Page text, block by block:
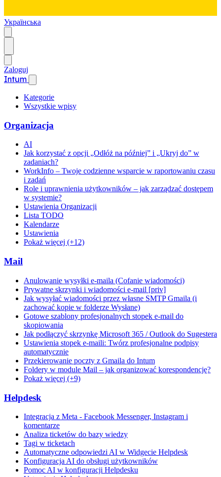
Українська
Zaloguj
Intum
Kategorie
Wszystkie wpisy
Organizacja
AI
Jak korzystać z opcji „Odłóż na później” i „Ukryj do” w
zadaniach?
WorkInfo – Twoje codzienne wsparcie w raportowaniu czasu
i zadań
Role i uprawnienia użytkowników – jak zarządzać dostępem
w systemie?
Ustawienia Organizacji
Lista TODO
Kalendarze
Ustawienia
Pokaż więcej (+12)
Mail
Anulowanie wysyłki e-maila (Cofanie wiadomości)
Prywatne skrzynki i wiadomości e-mail [priv]
Jak wysyłać wiadomości przez własne SMTP Gmaila (i
zachować kopie w folderze Wysłane)
Gotowe szablony profesjonalnych stopek e-mail do
skopiowania
Jak podłączyć skrzynkę Microsoft 365 / Outlook do Sugestera
Ustawienia stopek e-maili: Twórz profesjonalne podpisy
automatycznie
Przekierowanie poczty z Gmaila do Intum
Foldery w module Mail – jak organizować korespondencję?
Pokaż więcej (+9)
Helpdesk
Integracja z Meta - Facebook Messenger, Instagram i
komentarze
Analiza ticketów do bazy wiedzy
Tagi w ticketach
Automatyczne odpowiedzi AI w Widgecie Helpdesk
Konfiguracja AI do obsługi użytkowników
Pomoc AI w konfiguracji Helpdesku